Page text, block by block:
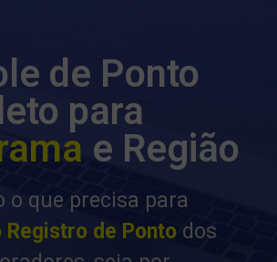
de Ponto
para
e Região
o que precisa para
Registro de Ponto dos